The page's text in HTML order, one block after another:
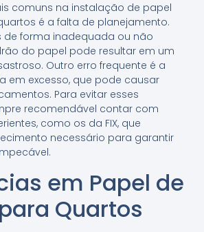
comuns na instalação de papel
é a falta de planejamento.
de forma inadequada ou não
do papel pode resultar em um
Outro erro frequente é a
em excesso, que pode causar
Para evitar esses
recomendável contar com
como os da FIX, que
necessário para garantir
em Papel de
Quartos